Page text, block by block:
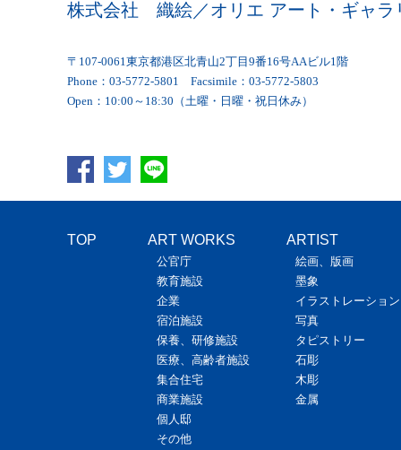
株式会社 織絵／オリエ アート・ギャラ
〒107-0061東京都港区北青山2丁目9番16号AAビル1階
Phone：03-5772-5801 Facsimile：03-5772-5803
Open：10:00～18:30（土曜・日曜・祝日休み）
TOP ART WORKS
公官庁
教育施設
企業
宿泊施設
保養、研修施設
医療、高齢者施設
集合住宅
商業施設
個人邸
その他
ARTIST
絵画、版画
墨象
イラストレーション
写真
タピストリー
石彫
木彫
金属